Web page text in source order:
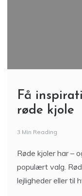
Få
røde kjole
3 Min Reading
Røde kjoler har –
populært valg.
lejligheder eller til